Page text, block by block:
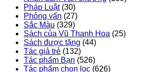
Pháp Luật(30)
Phỏng vấn (27)
Sắc Màu (329)
Sách của Vũ Thanh Hoa (25)
Sách được tặng (44)
Tác giả trẻ (132)
Tác phẩm Bạn (526)
Tác phẩm chọn lọc (626)